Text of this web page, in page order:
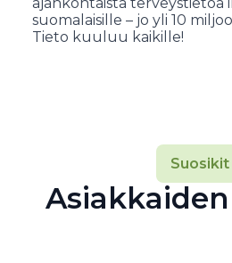
suomalaisille – jo yli 10
Tieto kuuluu kaikille!
Suosikit